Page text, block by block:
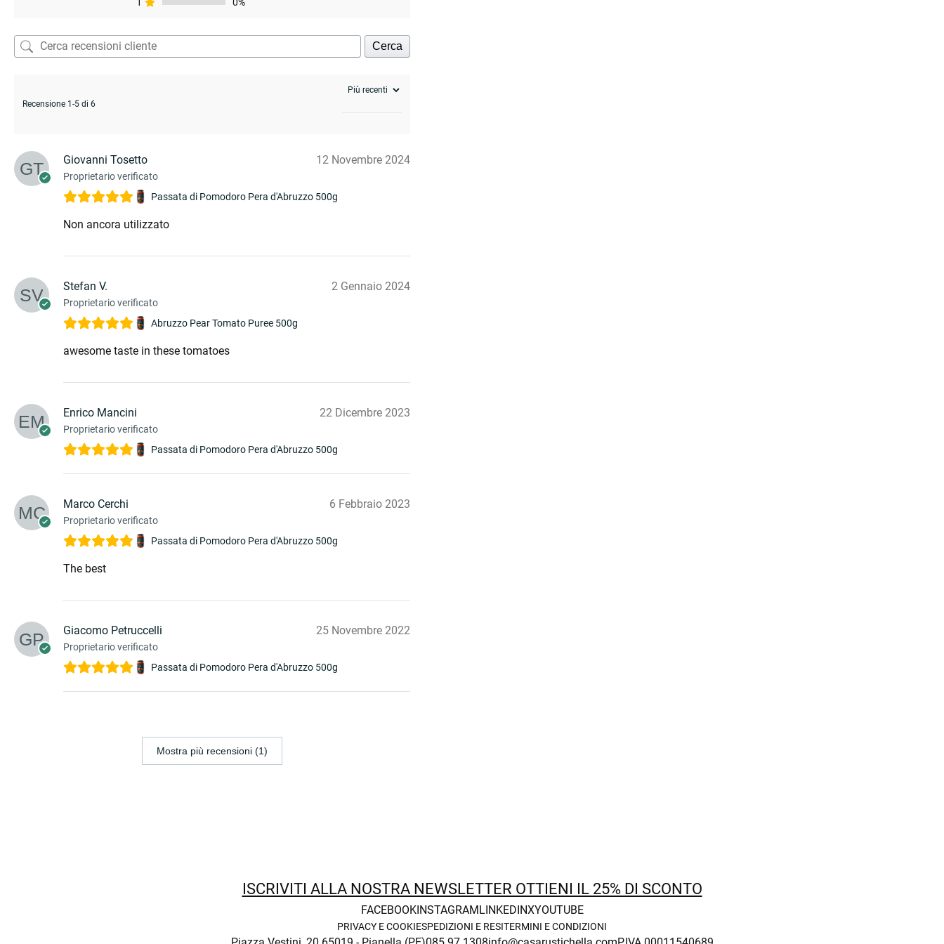
1
0%
Cerca
Recensione 1-5 di 6
Giovanni Tosetto
Proprietario verificato
12 Novembre 2024
Passata di Pomodoro Pera d'Abruzzo 500g
Non ancora utilizzato
Stefan V.
Proprietario verificato
2 Gennaio 2024
Abruzzo Pear Tomato Puree 500g
awesome taste in these tomatoes
Enrico Mancini
Proprietario verificato
22 Dicembre 2023
Passata di Pomodoro Pera d'Abruzzo 500g
Marco Cerchi
Proprietario verificato
6 Febbraio 2023
Passata di Pomodoro Pera d'Abruzzo 500g
The best
Giacomo Petruccelli
Proprietario verificato
25 Novembre 2022
Passata di Pomodoro Pera d'Abruzzo 500g
Mostra più recensioni (1)
ISCRIVITI ALLA NOSTRA NEWSLETTER OTTIENI IL 25% DI SCONTO
FACEBOOKINSTAGRAM LINKEDINXYOUTUBE
PRIVACY E COOKIESPEDIZIONI E RESITERMINI E CONDIZIONI